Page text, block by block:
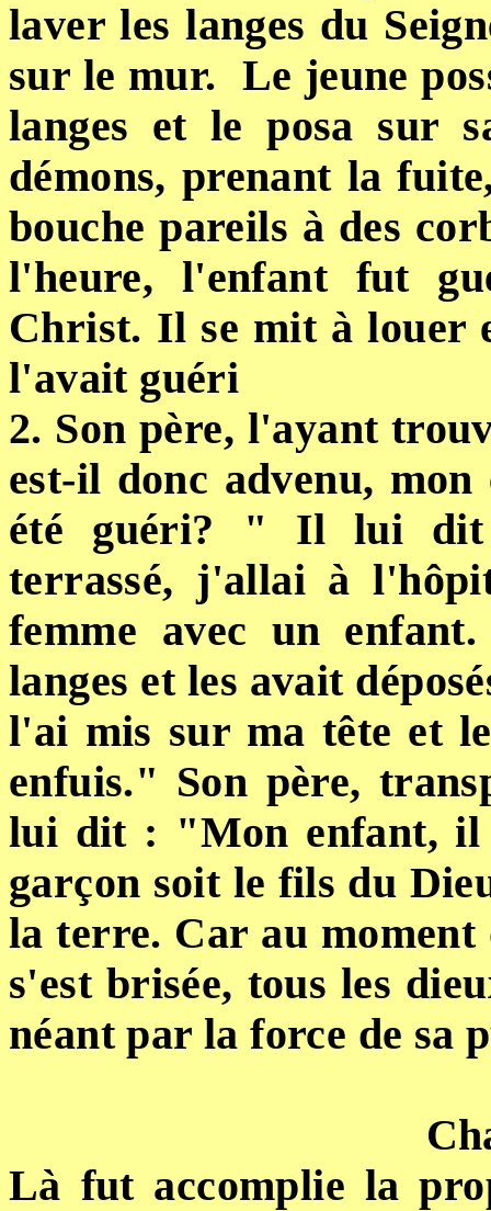
laver les langes du
sur le mur. Le jeune
langes et le posa sur
démons, prenant la
bouche pareils à des
l'heure, l'enfant fut
Christ. Il se mit à louer
l'avait guéri
2. Son père, l'ayant
est-il donc advenu,
été guéri? " Illui dit
terrassé, j'allai à
femme avecun
langes et les avait
l'ai mis sur ma tête et
enfuis." Son père,
lui dit : "Mon enfant, il
garçon soit le fils du
la terre. Car au moment
s'est brisée, tous les
néant par la force de sa
Là fut accomplie la